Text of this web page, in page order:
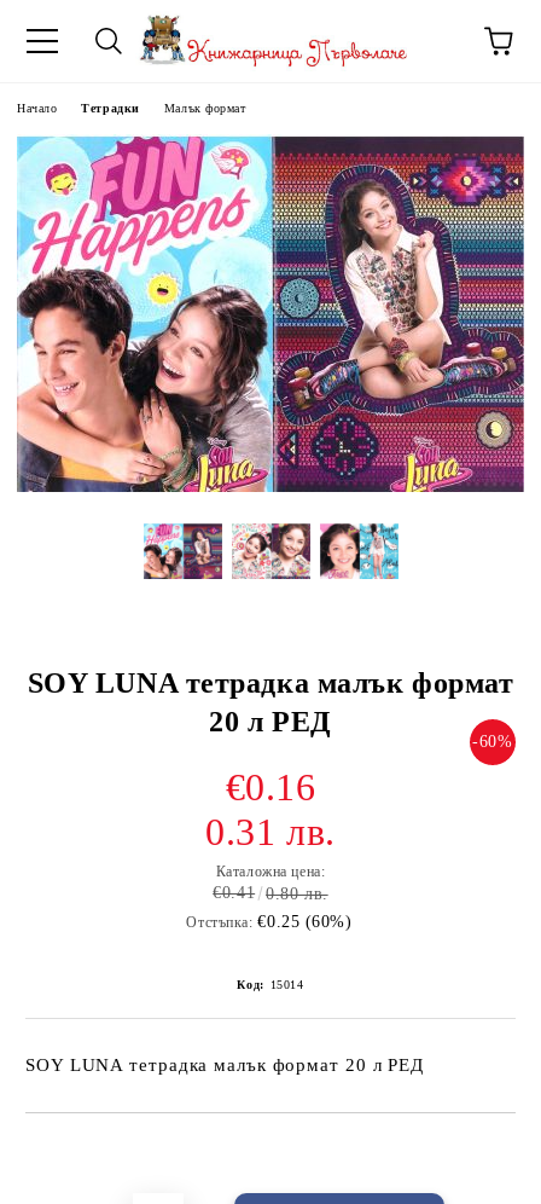
Начало Тетрадки Малък формат
SOY LUNA тетрадка малък формат
20 л РЕД
-60%
€0.16
0.31 лв.
Каталожна цена:
€0.41 0.80 лв.
Отстъпка: €0.25 (60%)
Код: 15014
SOY LUNA тетрадка малък формат 20 л РЕД